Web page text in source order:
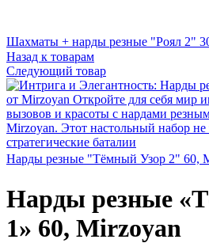
Шахматы + нарды резные "Роял 2"
Назад к товарам
Следующий товар
Нарды резные "Тёмный Узор 2" 60,
Нарды резные
1» 60, Mirzoyan